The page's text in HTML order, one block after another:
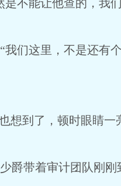
不能让他查的，我
我们这里，不是还有
想到了，顿时眼睛一
爵带着审计团队刚